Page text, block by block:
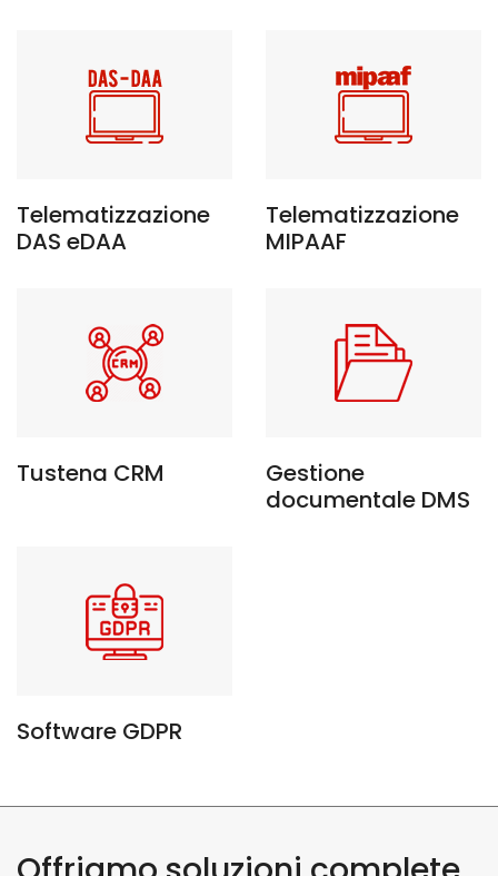
Telematizzazione
DAS eDAA
Telematizzazione
MIPAAF
Tustena CRM
Gestione
documentale DMS
Software GDPR